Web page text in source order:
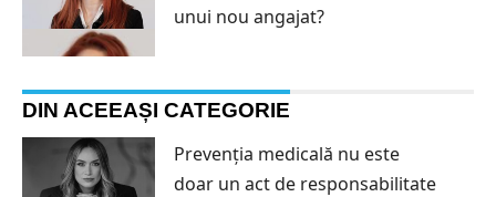
unui nou angajat?
DIN ACEEAȘI CATEGORIE
Prevenția medicală nu este
doar un act de responsabilitate